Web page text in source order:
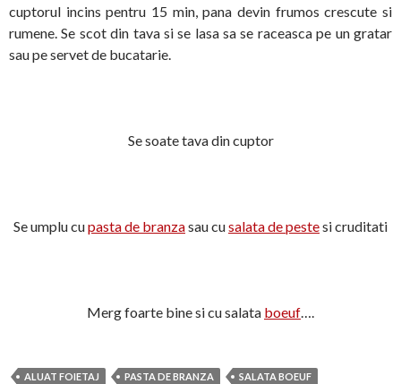
cuptorul incins pentru 15 min, pana devin frumos crescute si
rumene. Se scot din tava si se lasa sa se raceasca pe un gratar
sau pe servet de bucatarie.
Se soate tava din cuptor
Se umplu cupasta de branzasau cusalata de pestesi cruditati
Merg foarte bine si cu salata boeuf….
ALUAT FOIETAJ PASTA DE BRANZA
SALATA BOEUF